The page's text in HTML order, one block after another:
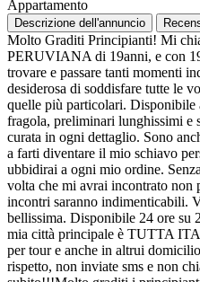
Appartamento
Descrizione dell'annuncio
Molto Graditi Principianti! Mi
PERUVIANA di 19anni, e con
trovare e passare tanti momenti
desiderosa di soddisfare tutte le
quelle più particolari. Disponibile
fragola, preliminari lunghissimi e
curata in ogni dettaglio. Sono
a farti diventare il mio schiavo
ubbidirai a ogni mio ordine.
volta che mi avrai incontrato non
incontri saranno indimenticabili.
bellissima. Disponibile 24 ore su
mia città principale è TUTTA
per tour e anche in altrui
rispetto, non inviate sms e non